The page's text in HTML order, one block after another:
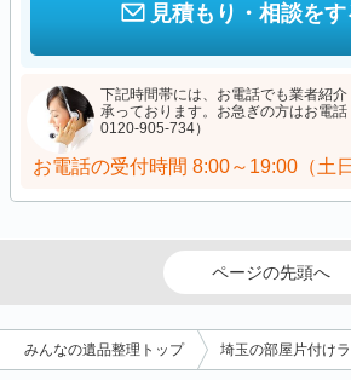
見積もり・相談をす
下記時間帯には、お電話でも業者紹
承っております。お急ぎの方はお電話
0120-905-734）
お電話の受付時間 8:00～19:00（土
ページの先頭へ
みんなの遺品整理トップ 埼玉の部屋片付け